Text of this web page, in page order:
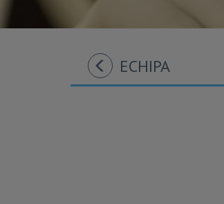
ECHIPA